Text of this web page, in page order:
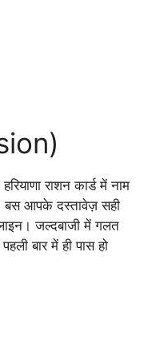
राशन कार्ड में नाम
बस आपके दस्तावेज़ सही
जल्दबाजी में गलत
बार में ही पास हो